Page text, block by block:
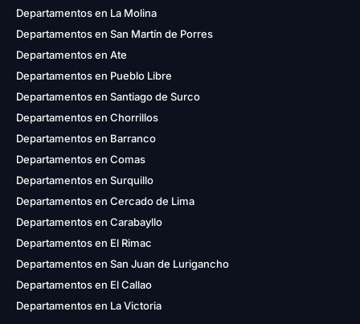
Departamentos en La Molina
Departamentos en San Martín de Porres
Departamentos en Ate
Departamentos en Pueblo Libre
Departamentos en Santiago de Surco
Departamentos en Chorrillos
Departamentos en Barranco
Departamentos en Comas
Departamentos en Surquillo
Departamentos en Cercado de Lima
Departamentos en Carabayllo
Departamentos en El Rimac
Departamentos en San Juan de Lurigancho
Departamentos en El Callao
Departamentos en La Victoria